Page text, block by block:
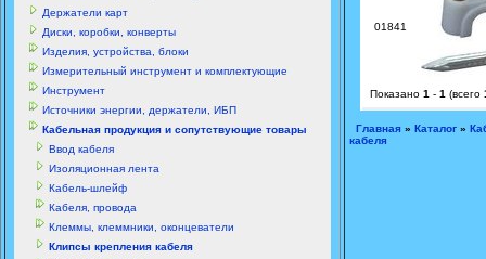
Держатели карт
Диски, коробки, конверты
Изделия, устройства, блоки
Измерительный инструмент и комплектующие
Инструмент
Источники энергии, держатели, ИБП
Кабельная продукция и сопутствующие товары
Ввод кабеля
Изоляционная лента
Кабель-шлейф
Кабеля, провода
Клеммы, клеммники, оконцеватели
Клипсы крепления кабеля
01841
Показано 1 - 1 (всего
Главная » Каталог »
кабеля